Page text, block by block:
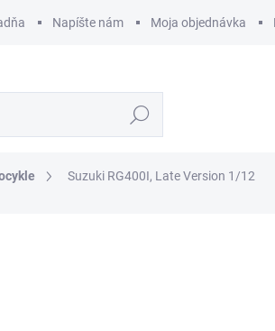
Napíšte nám Moja objednávka
Hľadať
Suzuki RG400I, Late Version 1/12